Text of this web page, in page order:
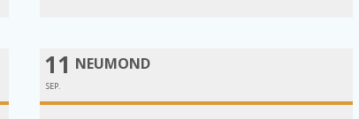
11
SEP.
NEUMOND